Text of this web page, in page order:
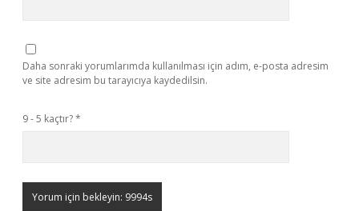
Daha sonraki yorumlarımda kullanılması için adım, e-posta adresim
ve site adresim bu tarayıcıya kaydedilsin.
9 - 5 kaçtır?*